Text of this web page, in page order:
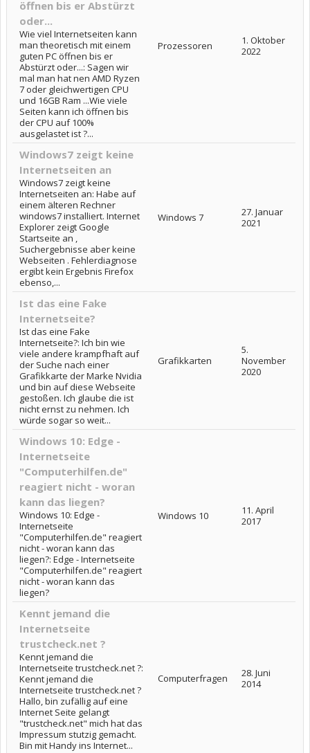
öffnen bis er Abstürzt
oder...
Wie viel Internetseiten kann
man theoretisch mit einem
guten PC öffnen bis er
Abstürzt oder...: Sagen wir
mal man hat nen AMD Ryzen
7 oder gleichwertigen CPU
und 16GB Ram ...Wie viele
Seiten kann ich öffnen bis
der CPU auf 100%
ausgelastet ist ?...
Prozessoren
1. Oktober
2022
Windows7 zeigt keine
Internetseiten an
Windows7 zeigt keine
Internetseiten an: Habe auf
einem älteren Rechner
windows7 installiert. Internet
Explorer zeigt Google
Startseite an ,
Suchergebnisse aber keine
Webseiten . Fehlerdiagnose
ergibt kein Ergebnis Firefox
ebenso,...
Windows 7
27. Januar
2021
Ist das eine Fake
Internetseite?
Ist das eine Fake
Internetseite?: Ich bin wie
viele andere krampfhaft auf
der Suche nach einer
Grafikkarte der Marke Nvidia
und bin auf diese Webseite
gestoßen. Ich glaube die ist
nicht ernst zu nehmen. Ich
würde sogar so weit...
Grafikkarten
5.
November
2020
Windows 10: Edge -
Internetseite
"Computerhilfen.de"
reagiert nicht - woran
kann das liegen?
Windows 10: Edge -
Internetseite
"Computerhilfen.de" reagiert
nicht - woran kann das
liegen?: Edge - Internetseite
"Computerhilfen.de" reagiert
nicht - woran kann das
liegen?
Windows 10
11. April
2017
Kennt jemand die
Internetseite
trustcheck.net ?
Kennt jemand die
Internetseite trustcheck.net ?:
Kennt jemand die
Internetseite trustcheck.net ?
Hallo, bin zufällig auf eine
Internet Seite gelangt
"trustcheck.net" mich hat das
Impressum stutzig gemacht.
Bin mit Handy ins Internet...
Computerfragen
28. Juni
2014